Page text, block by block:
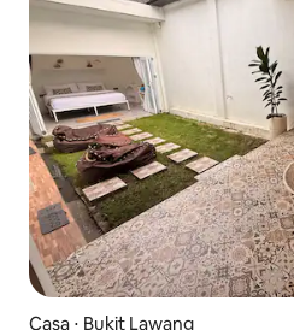
Casa ⋅ Bukit Lawang